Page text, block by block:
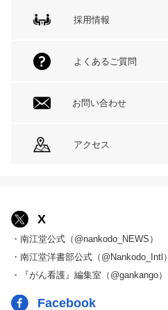
採用情報
よくあるご質問
お問い合わせ
アクセス
X
・南江堂公式（@nankodo_NEWS）
・南江堂洋書部公式（@Nankodo_Intl）
・『がん看護』編集室（@gankango）
Facebook